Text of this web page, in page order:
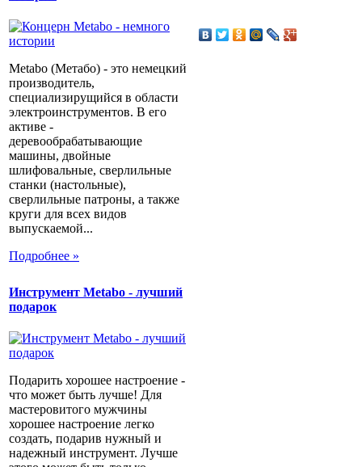
Metabo (Метабо) - это немецкий
производитель,
специализирущийся в области
электроинструментов. В его
активе -
деревообрабатывающие
машины, двойные
шлифовальные, сверлильные
станки (настольные),
сверлильные патроны, а также
круги для всех видов
выпускаемой...
Подробнее »
Инструмент Metabo - лучший
подарок
Подарить хорошее настроение -
что может быть лучше! Для
мастеровитого мужчины
хорошее настроение легко
создать, подарив нужный и
надежный инструмент. Лучше